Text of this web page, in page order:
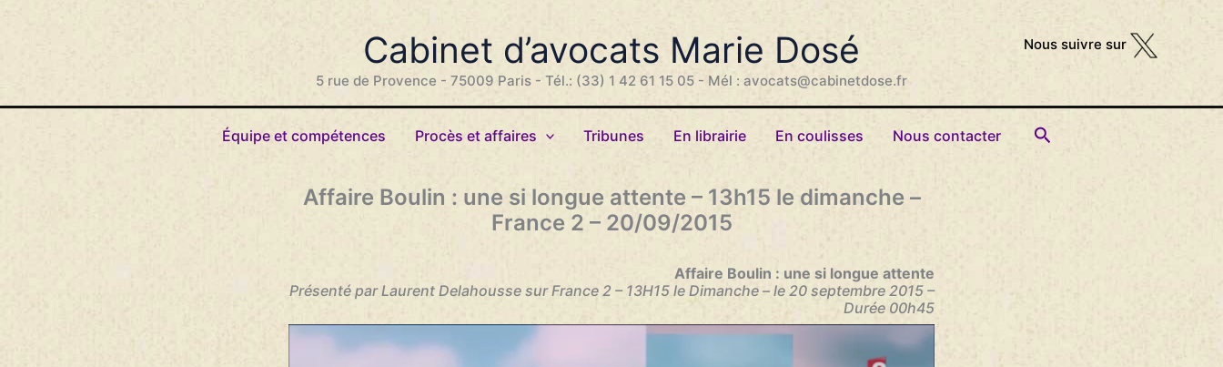
Aller
Cabinet d’avocats Marie Dosé
5 rue de Provence - 75009 Paris - Tél.: (33) 1 42 61 15 05 - Mél : avocats@cabinetdose.fr
Nous suivre sur
Équipe et compétences Procès et affaires Tribunes En librairie En coulisses Nous contacter Rechercher
Affaire Boulin : une si longue attente – 13h15 le dimanche –
France 2 – 20/09/2015
Affaire Boulin : une si longue attente
Présenté par Laurent Delahousse sur France 2 – 13H15 le Dimanche – le 20 septembre 2015 –
Durée 00h45